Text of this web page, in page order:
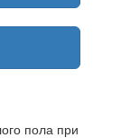
пола при